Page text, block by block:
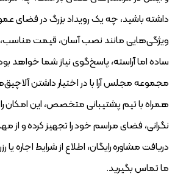
داشته باشید، چه یک رویداد بزرگ در فضای
ویژگی‌هایی مانند نصب آسان، قیمت مناسب،
ساده اما آراسته، پاسخ‌گوی نیاز شما خواهد
مجموعه مجلس آرا با در اختیار داشتن
همراه با تیم پشتیبانی متخصص، این امکان
نگرانی، فضای مراسم خود را تجهیز کرده و از
دریافت مشاوره رایگان، اطلاع از شرایط اجاره یا
ما تماس بگیرید.